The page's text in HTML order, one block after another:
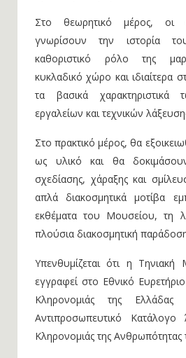
Στο θεωρητικό μέρος, οι
γνωρίσουν την ιστορία
καθοριστικό ρόλο της
κυκλαδικό χώρο και ιδιαίτερα
τα βασικά χαρακτηριστικά
εργαλείων και τεχνικών
Στο πρακτικό μέρος, θα
ως υλικό και θα δοκιμάσουν
σχεδίασης, χάραξης και
απλά διακοσμητικά μοτίβα
εκθέματα του Μουσείου, τη
πλούσια διακοσμητική
Υπενθυμίζεται ότι η Τηνιακή
εγγραφεί στο Εθνικό
Κληρονομιάς της
Αντιπροσωπευτικό Κατάλογο
Κληρονομιάς της Ανθρωπότητας